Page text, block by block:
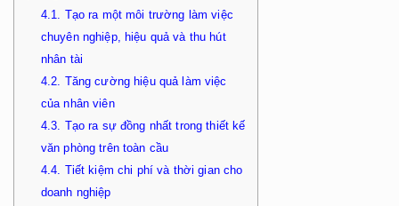
4.1.
Tạo ra một môi trường làm việc
chuyên nghiệp, hiệu quả và thu hút
nhân tài
4.2. Tăng cường hiệu quả làm việc
của nhân viên
4.3. Tạo ra sự đồng nhất trong thiết kế
văn phòng trên toàn cầu
4.4. Tiết kiệm chi phí và thời gian cho
doanh nghiệp